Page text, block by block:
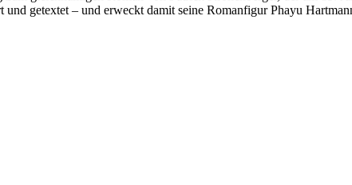
getextet – und erweckt damit seine Romanfigur Phayu